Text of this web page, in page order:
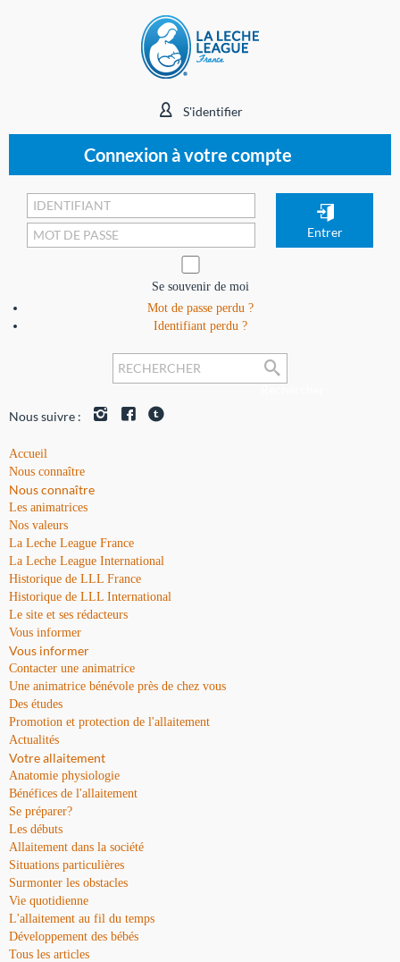
S'identifier
Connexion à votre compte
Se souvenir de moi
Mot de passe perdu ?
Identifiant perdu ?
Nous suivre :
Accueil
Nous connaître
Nous connaître
Les animatrices
Nos valeurs
La Leche League France
La Leche League International
Historique de LLL France
Historique de LLL International
Le site et ses rédacteurs
Vous informer
Vous informer
Contacter une animatrice
Une animatrice bénévole près de chez vous
Des études
Promotion et protection de l'allaitement
Actualités
Votre allaitement
Anatomie physiologie
Bénéfices de l'allaitement
Se préparer?
Les débuts
Allaitement dans la société
Situations particulières
Surmonter les obstacles
Vie quotidienne
L'allaitement au fil du temps
Développement des bébés
Tous les articles